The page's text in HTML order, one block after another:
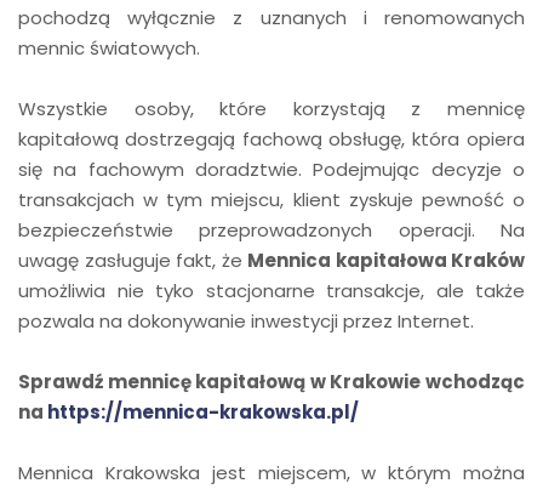
pochodzą wyłącznie z uznanych i renomowanych
mennic światowych.
Wszystkie osoby, które korzystają z mennicę
kapitałową dostrzegają fachową obsługę, która opiera
się na fachowym doradztwie. Podejmując decyzje o
transakcjach w tym miejscu, klient zyskuje pewność o
bezpieczeństwie przeprowadzonych operacji. Na
uwagę zasługuje fakt, że Mennica kapitałowa Kraków
umożliwia nie tyko stacjonarne transakcje, ale także
pozwala na dokonywanie inwestycji przez Internet.
Sprawdź mennicę kapitałową w Krakowie wchodząc
na https://mennica-krakowska.pl/
Mennica Krakowska jest miejscem, w którym można